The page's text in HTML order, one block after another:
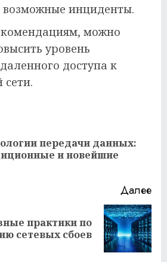
возможные инциденты.
можно
уровень
доступа к
передачи данных:
и новейшие
Далее
практики по
сетевых сбоев